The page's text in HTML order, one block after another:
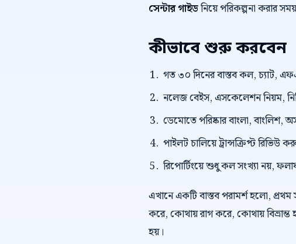
সেন্টার গাইডনিয়ে পরিকল্পনা করার
কীভাবে শুরু করবেন
গত ৩০ দিনের বাস্তব কল, চ্যাট,
নলেজ বেইস, এসকেলেশন নিয়ম,
ডেমোতে পরিষ্কার বাংলা, বাংলিশ,
পাইলট চালিয়ে ট্রান্সক্রিপ্ট
রিপোর্টিংয়ে শুধু কল সংখ্যা নয়,
এখানে একটি বাস্তব পরামর্শ হলো, প্রথম
করে, কোথায় রাগ করে, কোথায়
হয়।